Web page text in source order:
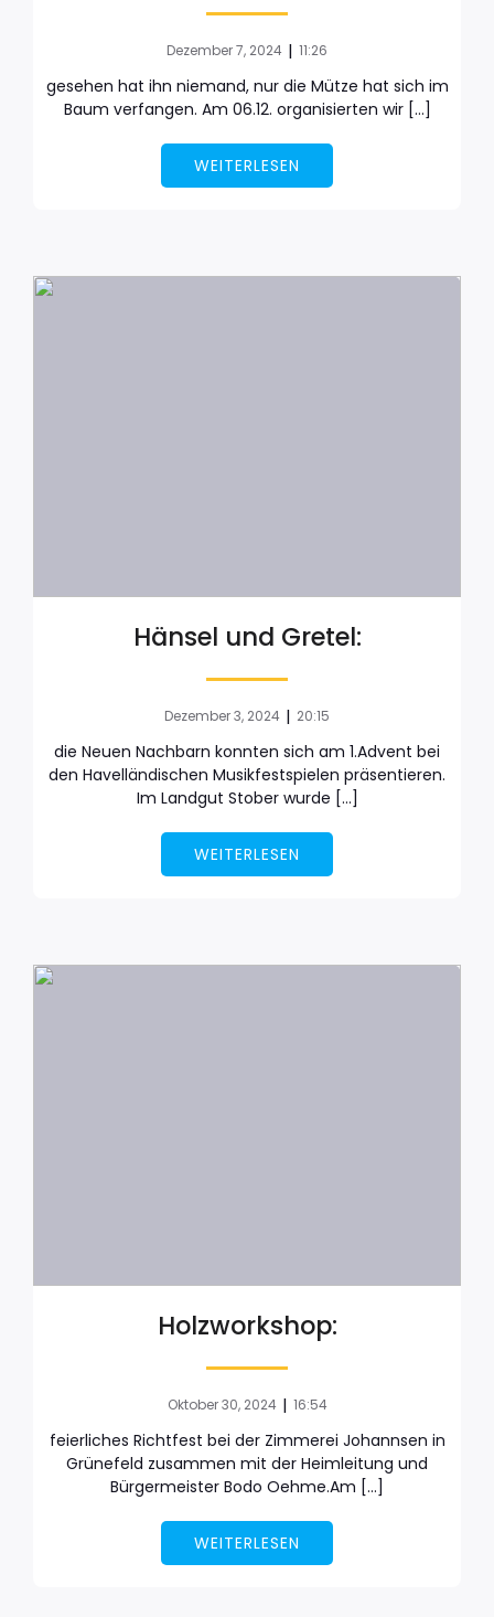
Dezember 7, 2024 | 11:26
gesehen hat ihn niemand, nur die Mütze hat sich im
Baum verfangen. Am 06.12. organisierten wir […]
WEITERLESEN
Hänsel und Gretel:
Dezember 3, 2024 | 20:15
die Neuen Nachbarn konnten sich am 1.Advent bei
den Havelländischen Musikfestspielen präsentieren.
Im Landgut Stober wurde […]
WEITERLESEN
Holzworkshop:
Oktober 30, 2024 | 16:54
feierliches Richtfest bei der Zimmerei Johannsen in
Grünefeld zusammen mit der Heimleitung und
Bürgermeister Bodo Oehme.Am […]
WEITERLESEN